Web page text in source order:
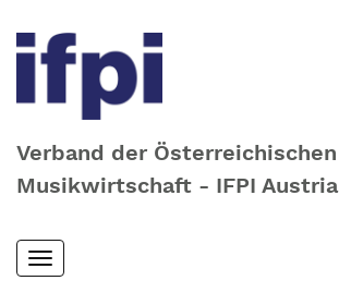
Verband der Österreichischen
Musikwirtschaft - IFPI Austria
Skip
to
Toggle
navigation